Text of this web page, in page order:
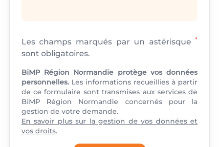
Les champs marqués par un astérisque*
sont obligatoires.
BiMP Région Normandie protège vos données
personnelles.Les informations recueillies à partir
de ce formulaire sont transmises aux services de
BiMP Région Normandie concernés pour la
gestion de votre demande.
En savoir plus sur la gestion de vos données et
vos droits.